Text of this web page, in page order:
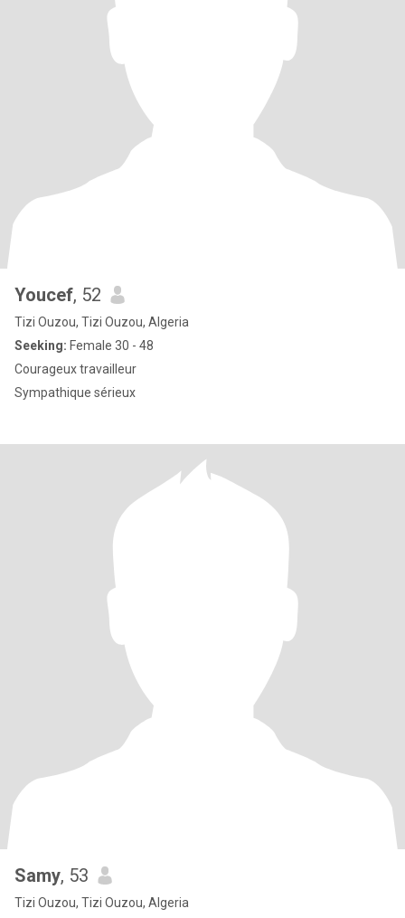
Youcef, 52
Tizi Ouzou, Tizi Ouzou, Algeria
Seeking: Female 30 - 48
Courageux travailleur
Sympathique sérieux
Samy, 53
Tizi Ouzou, Tizi Ouzou, Algeria